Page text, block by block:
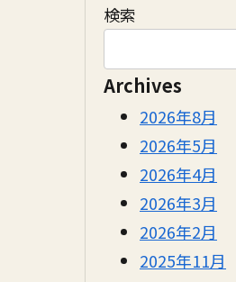
検索
Archives
2026年8月
2026年5月
2026年4月
2026年3月
2026年2月
2025年11月